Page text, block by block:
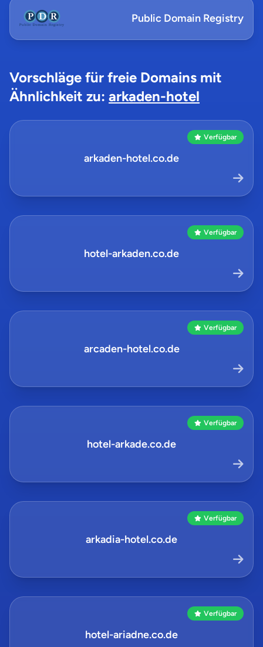
Public Domain Registry
Vorschläge für freie Domains mit
Ähnlichkeit zu: arkaden-hotel
Verfügbar
arkaden-hotel.co.de
Verfügbar
hotel-arkaden.co.de
Verfügbar
arcaden-hotel.co.de
Verfügbar
hotel-arkade.co.de
Verfügbar
arkadia-hotel.co.de
Verfügbar
hotel-ariadne.co.de